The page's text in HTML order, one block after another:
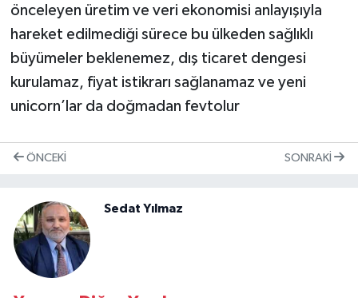
önceleyen üretim ve veri ekonomisi anlayışıyla
hareket edilmediği sürece bu ülkeden sağlıklı
büyümeler beklenemez, dış ticaret dengesi
kurulamaz, fiyat istikrarı sağlanamaz ve yeni
unicorn’lar da doğmadan fevtolur
ÖNCEKI SONRAKI
Sedat Yılmaz